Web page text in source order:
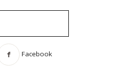
Facebook